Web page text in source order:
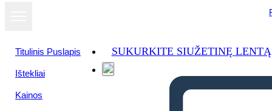
Titulinis Puslapis
Ištekliai
Kainos
SUKURKITE SIUŽETINĘ LENTĄ